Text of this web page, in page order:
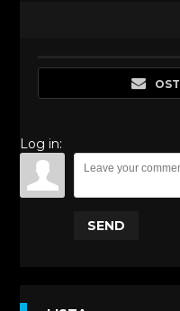
Log in:
SEND